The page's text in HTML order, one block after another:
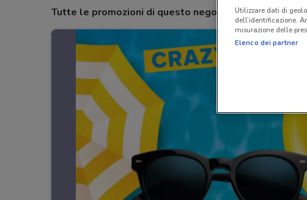
Tutte le promozioni di questo negozio
Utilizzare dati di
dell’identificazione.
misurazione delle
Elenco dei partner